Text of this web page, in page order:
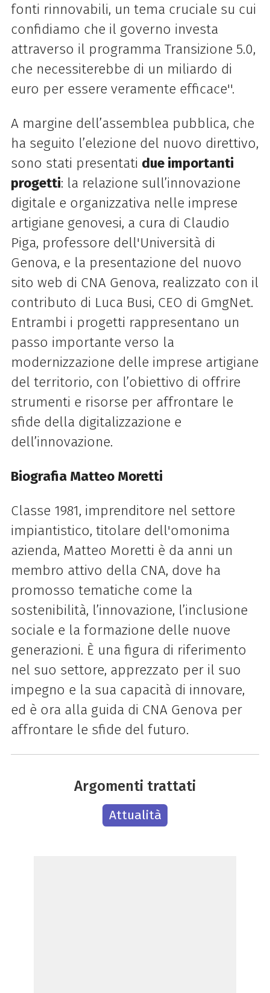
fonti rinnovabili, un tema cruciale su cui
confidiamo che il governo investa
attraverso il programma Transizione 5.0,
che necessiterebbe di un miliardo di
euro per essere veramente efficace''.
A margine dell’assemblea pubblica, che
ha seguito l’elezione del nuovo direttivo,
sono stati presentati due importanti
progetti: la relazione sull’innovazione
digitale e organizzativa nelle imprese
artigiane genovesi, a cura di Claudio
Piga, professore dell'Università di
Genova, e la presentazione del nuovo
sito web di CNA Genova, realizzato con il
contributo di Luca Busi, CEO di GmgNet.
Entrambi i progetti rappresentano un
passo importante verso la
modernizzazione delle imprese artigiane
del territorio, con l’obiettivo di offrire
strumenti e risorse per affrontare le
sfide della digitalizzazione e
dell’innovazione.
Biografia Matteo Moretti
Classe 1981, imprenditore nel settore
impiantistico, titolare dell'omonima
azienda, Matteo Moretti è da anni un
membro attivo della CNA, dove ha
promosso tematiche come la
sostenibilità, l’innovazione, l’inclusione
sociale e la formazione delle nuove
generazioni. È una figura di riferimento
nel suo settore, apprezzato per il suo
impegno e la sua capacità di innovare,
ed è ora alla guida di CNA Genova per
affrontare le sfide del futuro.
Argomenti trattati
Attualità